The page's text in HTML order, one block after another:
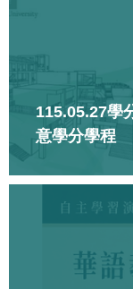
115.05.27學
意學分學程